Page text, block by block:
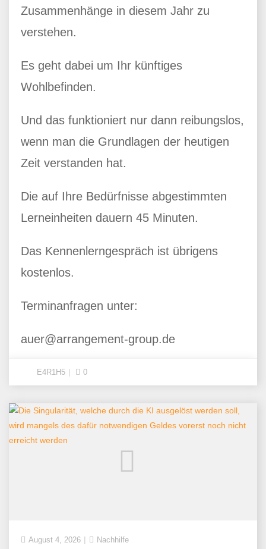
Zusammenhänge in diesem Jahr zu
verstehen.
Es geht dabei um Ihr künftiges
Wohlbefinden.
Und das funktioniert nur dann reibungslos,
wenn man die Grundlagen der heutigen
Zeit verstanden hat.
Die auf Ihre Bedürfnisse abgestimmten
Lerneinheiten dauern 45 Minuten.
Das Kennenlerngespräch ist übrigens
kostenlos.
Terminanfragen unter:
auer@arrangement-group.de
E4R1H5 0
August 4, 2026 Nachhilfe